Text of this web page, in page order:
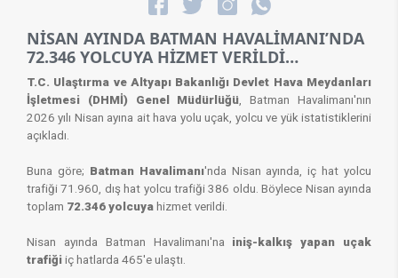
NİSAN AYINDA BATMAN HAVALİMANI’NDA
72.346 YOLCUYA HİZMET VERİLDİ…
T.C. Ulaştırma ve Altyapı Bakanlığı Devlet Hava Meydanları
İşletmesi (DHMİ) Genel Müdürlüğü, Batman Havalimanı'nın
2026 yılı Nisan ayına ait hava yolu uçak, yolcu ve yük istatistiklerini
açıkladı.
Buna göre; Batman Havalimanı'nda Nisan ayında, iç hat yolcu
trafiği 71.960, dış hat yolcu trafiği 386 oldu. Böylece Nisan ayında
toplam 72.346 yolcuya hizmet verildi.
Nisan ayında Batman Havalimanı'na iniş-kalkış yapan uçak
trafiği iç hatlarda 465'e ulaştı.